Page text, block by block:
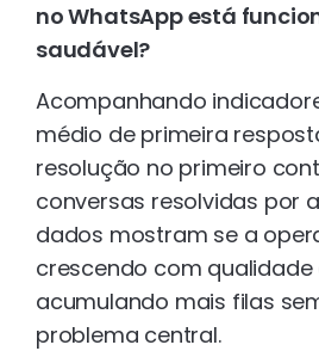
no WhatsApp está
saudável?
Acompanhando
médio de primeira
resolução no primeiro
conversas resolvidas por
dados mostram se a
crescendo com qualidade
acumulando mais filas
problema central.